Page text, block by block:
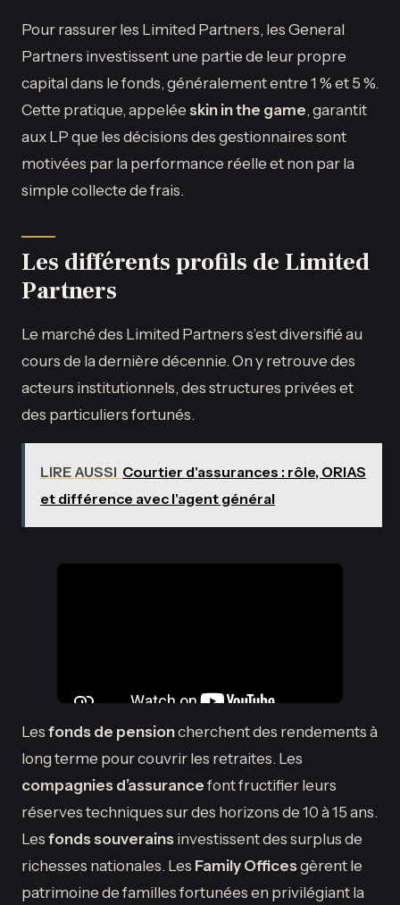
Pour rassurer les Limited Partners, les General
Partners investissent une partie de leur propre
capital dans le fonds, généralement entre 1 % et 5 %.
Cette pratique, appeléeskin in the game, garantit
aux LP que les décisions des gestionnaires sont
motivées par la performance réelle et non par la
simple collecte de frais.
Les différents profils de Limited
Partners
Le marché des Limited Partners s’est diversifié au
cours de la dernière décennie. On y retrouve des
acteurs institutionnels, des structures privées et
des particuliers fortunés.
LIRE AUSSI Courtier d'assurances : rôle, ORIAS
et différence avec l'agent général
Lesfonds de pensioncherchent des rendements à
long terme pour couvrir les retraites. Les
compagnies d’assurancefont fructifier leurs
réserves techniques sur des horizons de 10 à 15 ans.
Lesfonds souverainsinvestissent des surplus de
richesses nationales. Les Family Officesgèrent le
patrimoine de familles fortunées en privilégiant la